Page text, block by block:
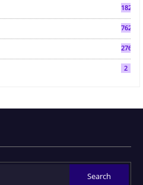
182
7624
2763
2